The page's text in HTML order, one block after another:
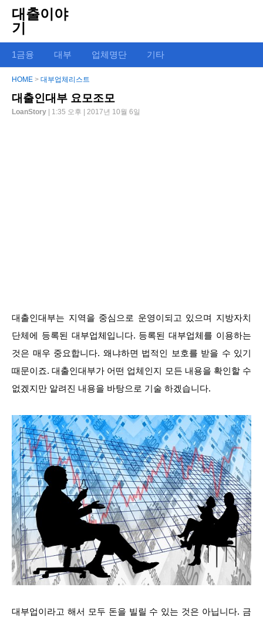
대출이야
기
1금융 대부 업체명단 기타
HOME > 대부업체리스트
대출인대부 요모조모
LoanStory | 1:35 오후 | 2017년 10월 6일
대출인대부는 지역을 중심으로 운영이되고 있으며 지방자치
단체에 등록된 대부업체입니다. 등록된 대부업체를 이용하는
것은 매우 중요합니다. 왜냐하면 법적인 보호를 받을 수 있기
때문이죠. 대출인대부가 어떤 업체인지 모든 내용을 확인할 수
없겠지만 알려진 내용을 바탕으로 기술 하겠습니다.
대부업이라고 해서 모두 돈을 빌릴 수 있는 것은 아닙니다. 금